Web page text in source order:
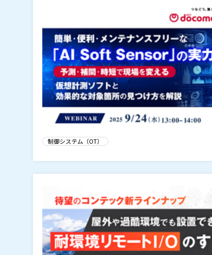
制御システム（OT）